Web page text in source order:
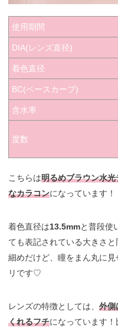
使用期間
DIA(レンズ直径)
着色直径
BC(ベースカーブ)
含水率
度数
こちらは明るめブラウン水
なカラコンになっています！
着色直径は13.5mmと普段使
ても表記されている大きさと
細めだけど、瞳をまん丸に
リです♡
レンズの特徴としては、外側
くれるフチになっています